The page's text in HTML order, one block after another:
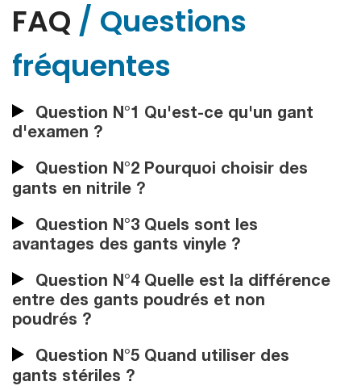
FAQ / Questions
fréquentes
Question N°1 Qu'est-ce qu'un gant
d'examen ?
Question N°2 Pourquoi choisir des
gants en nitrile ?
Question N°3 Quels sont les
avantages des gants vinyle ?
Question N°4 Quelle est la différence
entre des gants poudrés et non
poudrés ?
Question N°5 Quand utiliser des
gants stériles ?